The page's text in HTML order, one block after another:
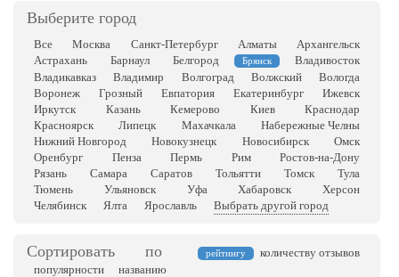
Выберите город
Все Москва Санкт-Петербург Алматы
Архангельск
Астрахань
Барнаул Белгород Брянск
Владивосток
Владикавказ
Владимир Волгоград Волжский
Вологда
Воронеж
Грозный Евпатория Екатеринбург
Ижевск
Иркутск
Казань Кемерово Киев
Краснодар
Красноярск
Липецк Махачкала
Набережные Челны
Нижний Новгород
Новокузнецк Новосибирск
Омск
Оренбург
Пенза Пермь Рим
Ростов-на-Дону
Рязань
Самара Саратов Тольятти Томск
Тула
Тюмень
Ульяновск Уфа Хабаровск
Херсон
Челябинск
Ялта Ярославль Выбрать другой город
Сортировать по рейтингу
количеству отзывов
популярности
названию